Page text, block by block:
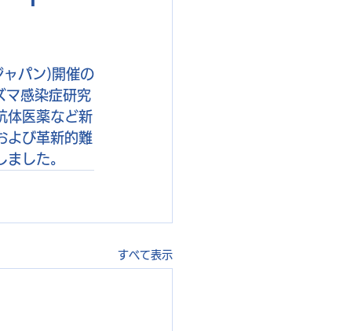
ャパン)開催の
感染症研究
体医薬など新
よび革新的難
した。
すべて表示